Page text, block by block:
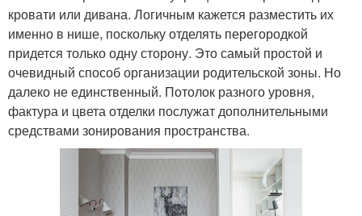
кровати или дивана. Логичным кажется разместить их
именно в нише, поскольку отделять перегородкой
придется только одну сторону. Это самый простой и
очевидный способ организации родительской зоны. Но
далеко не единственный. Потолок разного уровня,
фактура и цвета отделки послужат дополнительными
средствами зонирования пространства.